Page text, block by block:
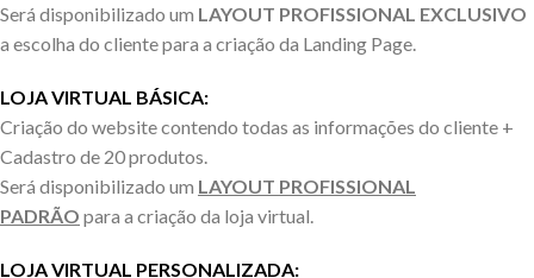
Será disponibilizado um LAYOUT PROFISSIONAL EXCLUSIVO
a escolha do cliente para a criação da Landing Page.
LOJAVIRTUAL BÁSICA:
Criação do website contendo todas as informações do cliente +
Cadastro de 20 produtos.
Será disponibilizado um LAYOUT PROFISSIONAL
PADRÃO para a criação da loja virtual.
LOJA VIRTUAL PERSONALIZADA: